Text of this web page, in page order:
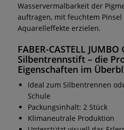
Wasservermalbarkeit der
auftragen, mit feuchtem
Aquarelleffekte erzielen.
FABER-CASTELL
Silbentrennstift – die
Eigenschaften im
Ideal zum Silbentrennen
Schule
Packungsinhalt: 2 Stück
Klimaneutrale Produktion